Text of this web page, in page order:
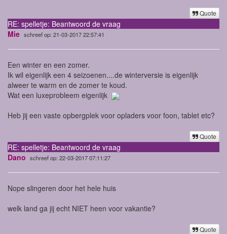
Quote
RE: spelletje: Beantwoord de vraag
Mie schreef op: 21-03-2017 22:57:41
Een winter en een zomer.
Ik wil eigenlijk een 4 seizoenen....de winterversie is eigenlijk
alweer te warm en de zomer te koud.
Wat een luxeprobleem eigenlijk
Heb jij een vaste opbergplek voor opladers voor foon, tablet etc?
Quote
RE: spelletje: Beantwoord de vraag
Dano schreef op: 22-03-2017 07:11:27
Nope slingeren door het hele huis
welk land ga jij echt NIET heen voor vakantie?
Quote